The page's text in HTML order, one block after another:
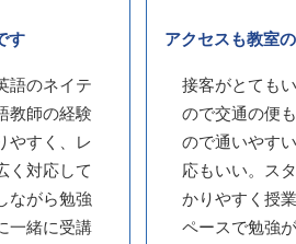
す
語のネイテ
教師の経験
やすく、レ
く対応して
ながら勉強
一緒に受講
アクセスも教室
接客がとても
ので交通の便
ので通いやす
応もいい。ス
かりやすく授
ペースで勉強